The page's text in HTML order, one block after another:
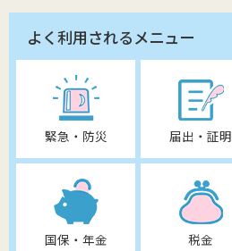
よく利用されるメニュー
緊急・防災 届出・証明
国保・年金 税金